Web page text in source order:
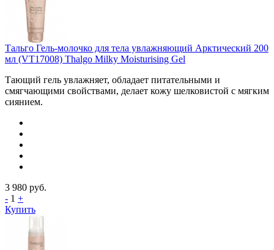
Тальго Гель-молочко для тела увлажняющий Арктический 200
мл (VT17008) Thalgo Milky Moisturising Gel
Тающий гель увлажняет, обладает питательными и
смягчающими свойствами, делает кожу шелковистой с мягким
сиянием.
3 980 руб.
- 1 +
Купить